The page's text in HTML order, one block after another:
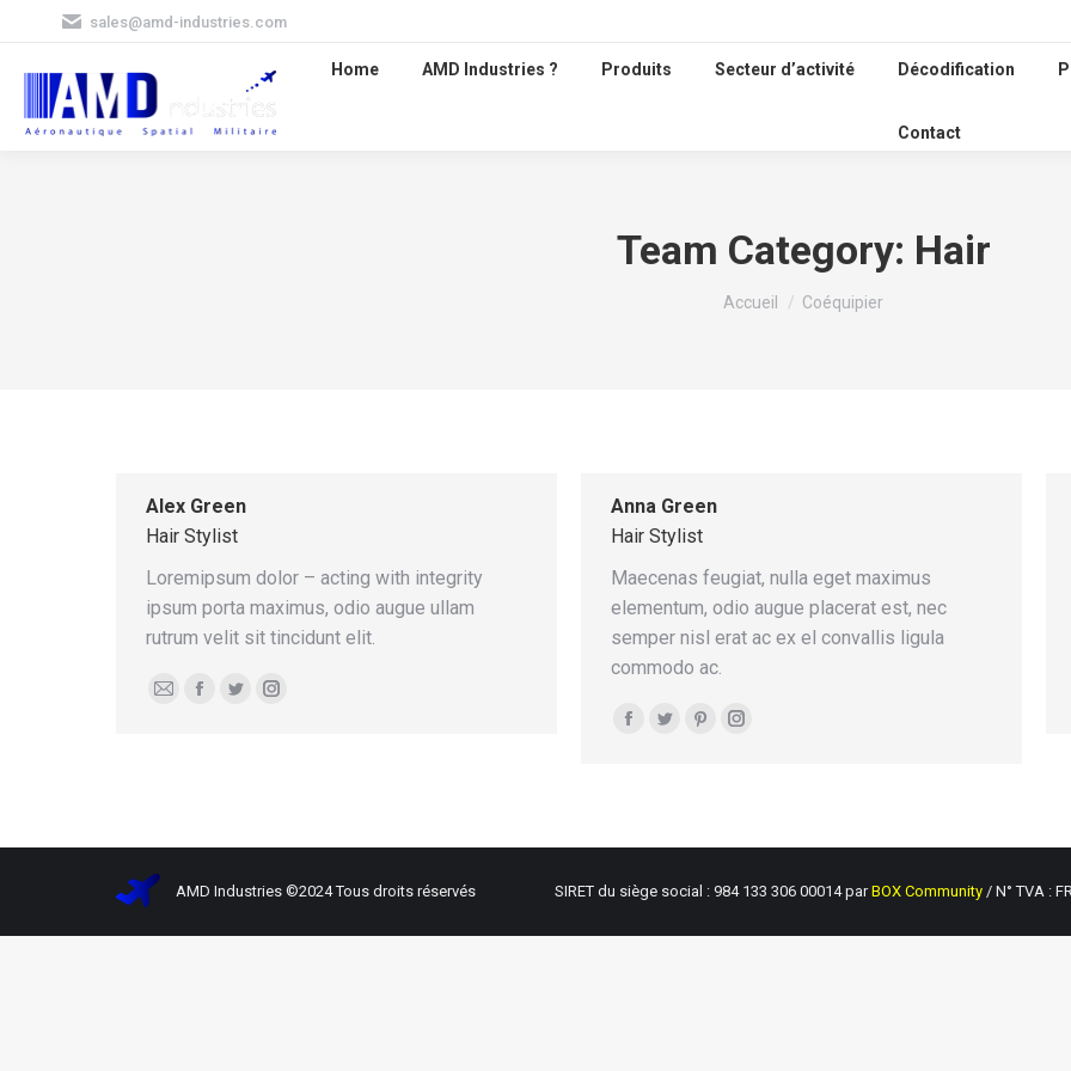
sales@amd-industries.com
Home AMD Industries ? Produits Secteur d’activité Décodification
Contact
Team Category: Hair
Vous êtes ici :
Accueil Coéquipier
Alex Green
Hair Stylist
Loremipsum dolor – acting with integrity
ipsum porta maximus, odio augue ullam
rutrum velit sit tincidunt elit.
E-
Facebook
TwitterInstagram
Anna Green
Hair Stylist
Maecenas feugiat, nulla eget maximus
elementum, odio augue placerat est, nec
semper nisl erat ac ex el convallis ligula
commodo ac.
Facebook
TwitterPinterestInstagram
AMD Industries ©2024 Tous droits réservés SIRET du siège social : 984 133 306 00014 parBOX Community / N° TVA :